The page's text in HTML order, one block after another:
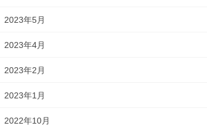
2023年5月
2023年4月
2023年2月
2023年1月
2022年10月